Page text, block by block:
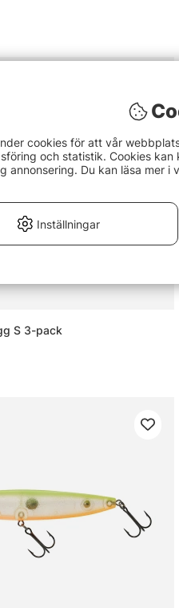
S 3-pack
cookies för att vår
och statistik. Cookies
annonsering. Du kan läsa mer i
Inställningar